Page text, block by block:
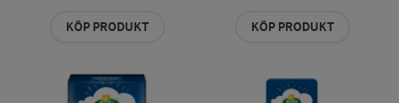
KÖP PRODUKT KÖP PRODUKT